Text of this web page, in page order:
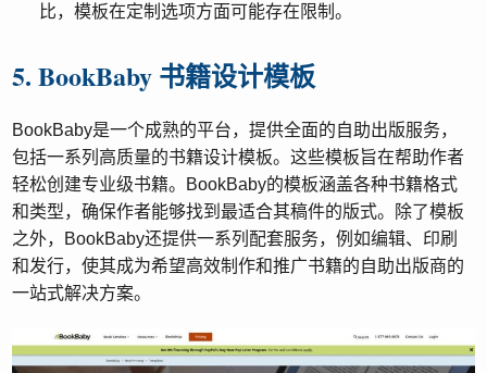
比，模板在定制选项方面可能存在限制。
5. BookBaby 书籍设计模板
BookBaby是一个成熟的平台，提供全面的自助出版服务，
包括一系列高质量的书籍设计模板。这些模板旨在帮助作者
轻松创建专业级书籍。BookBaby的模板涵盖各种书籍格式
和类型，确保作者能够找到最适合其稿件的版式。除了模板
之外，BookBaby还提供一系列配套服务，例如编辑、印刷
和发行，使其成为希望高效制作和推广书籍的自助出版商的
一站式解决方案。